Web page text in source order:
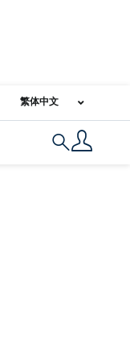
繁体中文
Search